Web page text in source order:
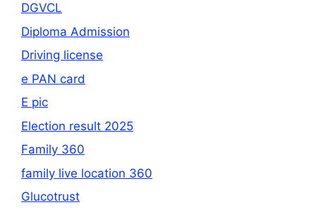
DGVCL
Diploma Admission
Driving license
e PAN card
E pic
Election result 2025
Family 360
family live location 360
Glucotrust